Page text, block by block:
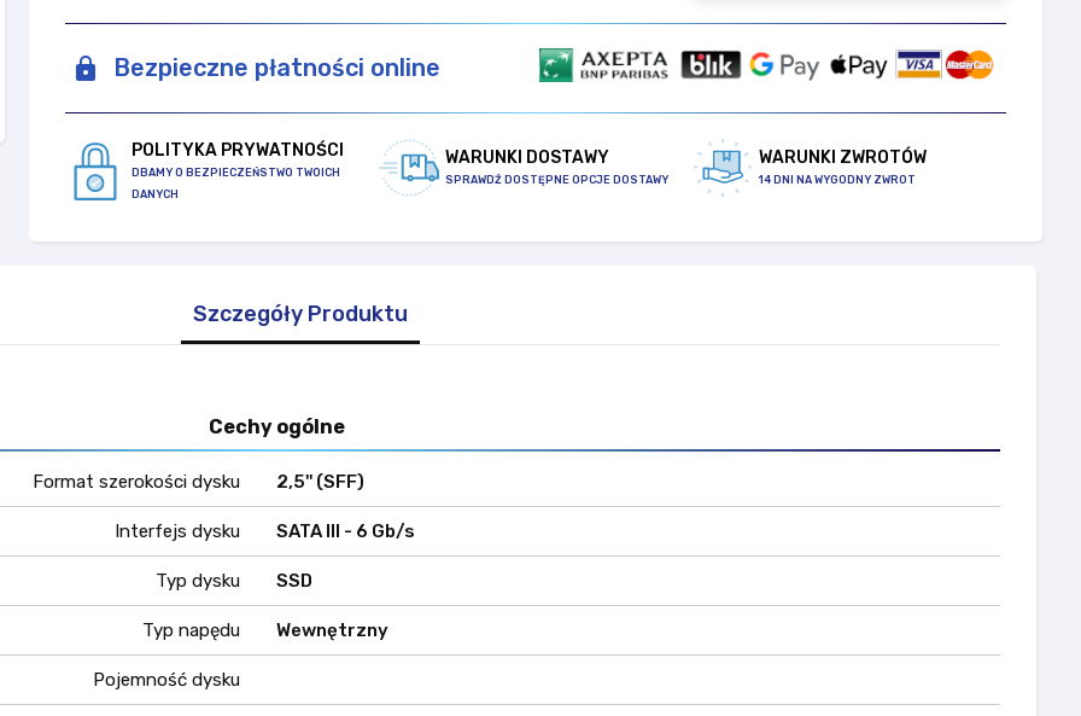
Bezpieczne płatności online
POLITYKA PRYWATNOŚCI
DBAMY O BEZPIECZEŃSTWO TWOICH
DANYCH
WARUNKI DOSTAWY
SPRAWDŹ DOSTĘPNE OPCJE DOSTAWY
WARUNKI ZWROTÓW
14 DNI NA WYGODNY ZWROT
Szczegóły Produktu
Cechy ogólne
Format szerokości dysku 2,5'' (SFF)
Interfejs dysku SATA III - 6 Gb/s
Typ dysku SSD
Typ napędu Wewnętrzny
Pojemność dysku